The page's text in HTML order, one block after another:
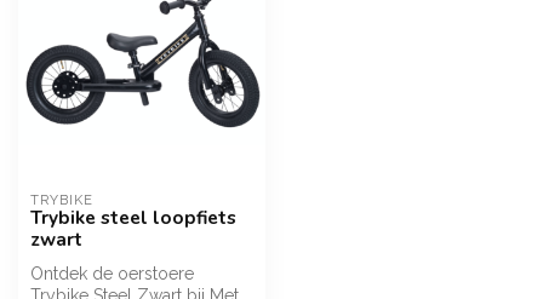
TRYBIKE
Trybike steel loopfiets
zwart
Ontdek de oerstoere